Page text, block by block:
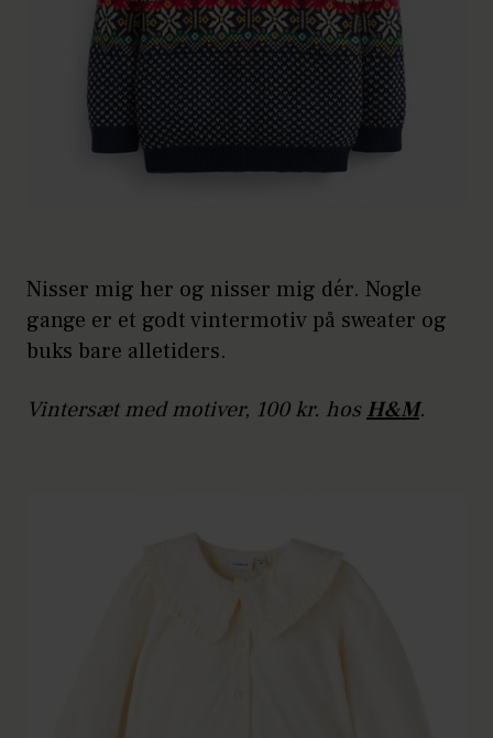
Nisser mig her og nisser mig dér. Nogle
gange er et godt vintermotiv på sweater og
buks bare alletiders.
Vintersæt med motiver, 100 kr. hosH&M.